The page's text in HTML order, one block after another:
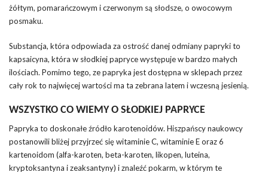
żółtym, pomarańczowym i czerwonym są słodsze, o owocowym
posmaku.
Substancja, która odpowiada za ostrość danej odmiany papryki to
kapsaicyna, która w słodkiej papryce występuje w bardzo małych
ilościach. Pomimo tego, ze papryka jest dostępna w sklepach przez
cały rok to najwięcej wartości ma ta zebrana latem i wczesną jesienią.
WSZYSTKO CO WIEMY O SŁODKIEJ PAPRYCE
Papryka to doskonałe źródło karotenoidów. Hiszpańscy naukowcy
postanowili bliżej przyjrzeć się witaminie C, witaminie E oraz 6
kartenoidom (alfa-karoten, beta-karoten, likopen, luteina,
kryptoksantyna i zeaksantyny) i znaleźć pokarm, w którym te